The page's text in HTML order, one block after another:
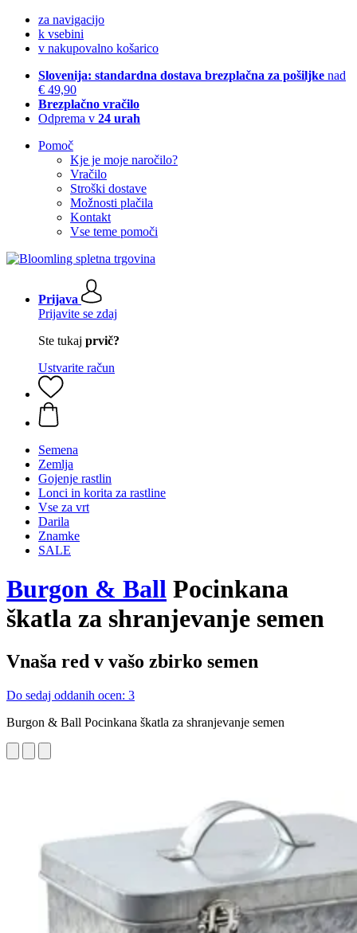
za navigacijo
k vsebini
v nakupovalno košarico
Slovenija: standardna dostava brezplačna za pošiljke nad
€ 49,90
Brezplačno vračilo
Odprema v 24 urah
Pomoč
Kje je moje naročilo?
Vračilo
Stroški dostave
Možnosti plačila
Kontakt
Vse teme pomoči
Prijava
Prijavite se zdaj
Ste tukaj prvič?
Ustvarite račun
Semena
Zemlja
Gojenje rastlin
Lonci in korita za rastline
Vse za vrt
Darila
Znamke
SALE
Burgon & Ball Pocinkana
škatla za shranjevanje semen
Vnaša red v vašo zbirko semen
Do sedaj oddanih ocen: 3
Burgon & Ball Pocinkana škatla za shranjevanje semen